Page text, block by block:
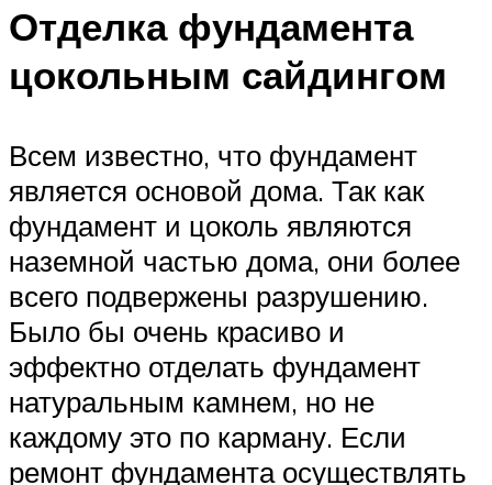
Отделка фундамента
цокольным сайдингом
Всем известно, что фундамент
является основой дома. Так как
фундамент и цоколь являются
наземной частью дома, они более
всего подвержены разрушению.
Было бы очень красиво и
эффектно отделать фундамент
натуральным камнем, но не
каждому это по карману. Если
ремонт фундамента осуществлять